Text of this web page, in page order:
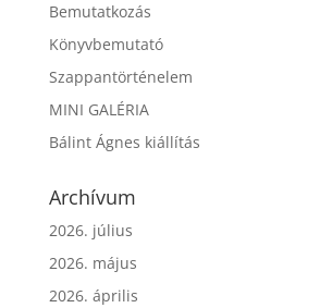
Bemutatkozás
Könyvbemutató
Szappantörténelem
MINI GALÉRIA
Bálint Ágnes kiállítás
Archívum
2026. július
2026. május
2026. április